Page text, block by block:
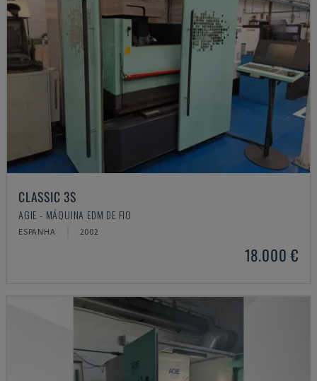
CLASSIC 3S
AGIE - MÁQUINA EDM DE FIO
ESPANHA 2002
18.000 €